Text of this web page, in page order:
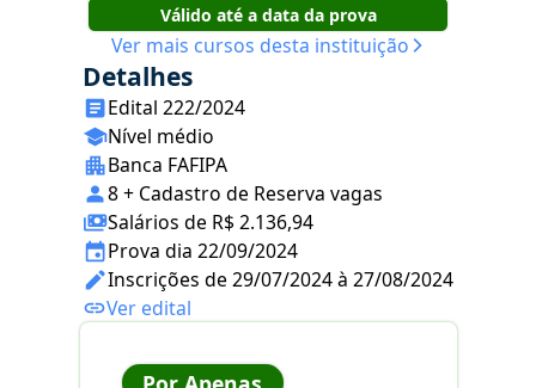
Válido até a data da prova
Ver mais cursos desta instituição
Detalhes
Edital 222/2024
Nível médio
Banca FAFIPA
8 + Cadastro de Reserva vagas
Salários de R$ 2.136,94
Prova dia 22/09/2024
Inscrições de 29/07/2024 à 27/08/2024
Ver edital